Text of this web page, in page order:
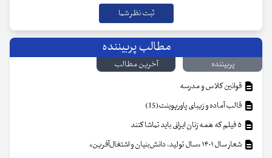
مطالب پربیننده
پربیننده
آخرین مطالب
قوانین کلاس و مدرسه
قالب آماده و زیبای پاورپوینت(15)
شعار سال ۱۴۰۱ «سال تولید، دانش‌بنیان و اشتغال‌آفرین»